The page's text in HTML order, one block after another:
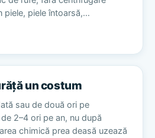
piele, piele întoarsă,…
un costum
sau de două ori pe
2–4 ori pe an, nu după
chimică prea deasă uzează